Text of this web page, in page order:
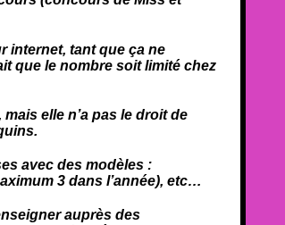
internet, tant que ça ne
que le nombre soit limité chez
elle n’a pas le droit de
avec des modèles :
3 dans l’année), etc…
auprès des